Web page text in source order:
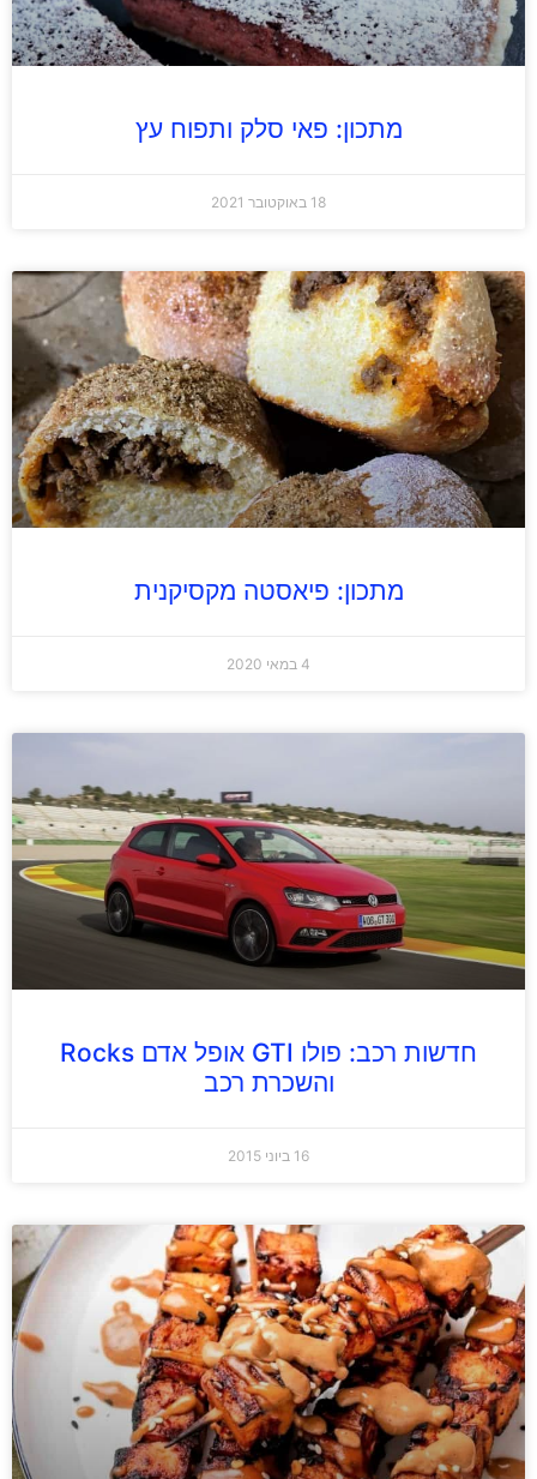
מתכון: פאי סלק ותפוח עץ
18 באוקטובר 2021
מתכון: פיאסטה מקסיקנית
4 במאי 2020
חדשות רכב: פולו GTI אופל אדם Rocks
והשכרת רכב
16 ביוני 2015